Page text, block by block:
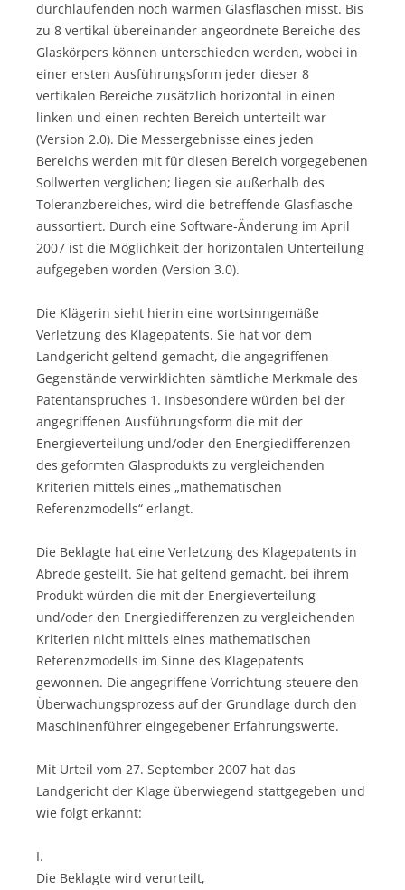
durchlaufenden noch warmen Glasflaschen misst. Bis
zu 8 vertikal übereinander angeordnete Bereiche des
Glaskörpers können unterschieden werden, wobei in
einer ersten Ausführungsform jeder dieser 8
vertikalen Bereiche zusätzlich horizontal in einen
linken und einen rechten Bereich unterteilt war
(Version 2.0). Die Messergebnisse eines jeden
Bereichs werden mit für diesen Bereich vorgegebenen
Sollwerten verglichen; liegen sie außerhalb des
Toleranzbereiches, wird die betreffende Glasflasche
aussortiert. Durch eine Software-Änderung im April
2007 ist die Möglichkeit der horizontalen Unterteilung
aufgegeben worden (Version 3.0).
Die Klägerin sieht hierin eine wortsinngemäße
Verletzung des Klagepatents. Sie hat vor dem
Landgericht geltend gemacht, die angegriffenen
Gegenstände verwirklichten sämtliche Merkmale des
Patentanspruches 1. Insbesondere würden bei der
angegriffenen Ausführungsform die mit der
Energieverteilung und/oder den Energiedifferenzen
des geformten Glasprodukts zu vergleichenden
Kriterien mittels eines „mathematischen
Referenzmodells“ erlangt.
Die Beklagte hat eine Verletzung des Klagepatents in
Abrede gestellt. Sie hat geltend gemacht, bei ihrem
Produkt würden die mit der Energieverteilung
und/oder den Energiedifferenzen zu vergleichenden
Kriterien nicht mittels eines mathematischen
Referenzmodells im Sinne des Klagepatents
gewonnen. Die angegriffene Vorrichtung steuere den
Überwachungsprozess auf der Grundlage durch den
Maschinenführer eingegebener Erfahrungswerte.
Mit Urteil vom 27. September 2007 hat das
Landgericht der Klage überwiegend stattgegeben und
wie folgt erkannt:
I.
Die Beklagte wird verurteilt,